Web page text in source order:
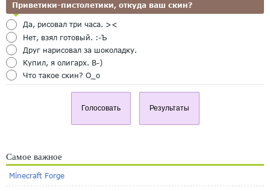
Приветики-пистолетики, откуда ваш скин?
Да, рисовал три часа. ><
Нет, взял готовый. :-Ъ
Друг нарисовал за шоколадку.
Купил, я олигарх. B-)
Что такое скин? O_o
Голосовать Результаты
Самое важное
Minecraft Forge